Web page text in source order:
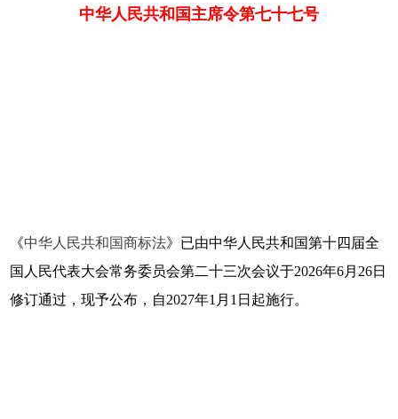
中华人民共和国主席令第七十七号
《中华人民共和国商标法》已由中华人民共和国第十四届全
国人民代表大会常务委员会第二十三次会议于2026年6月26日
修订通过，现予公布，自2027年1月1日起施行。